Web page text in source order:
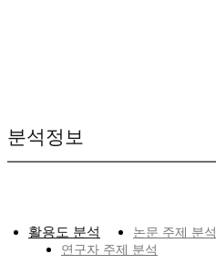
분석정보
활용도 분석
논문 주제 분석
연구자 주제 분석